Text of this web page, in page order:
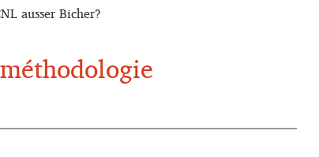
ausser Bicher?